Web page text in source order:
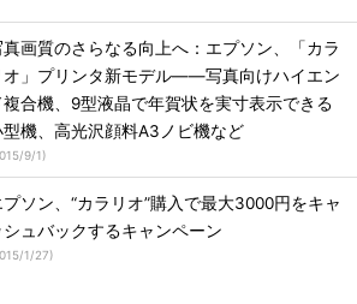
真画質のさらなる向上へ：エプソン、「カラ
オ」プリンタ新モデル――写真向けハイエン
複合機、9型液晶で年賀状を実寸表示できる
型機、高光沢顔料A3ノビ機など
9/1)
プソン、“カラリオ”購入で最大3000円をキャ
シュバックするキャンペーン
1/27)